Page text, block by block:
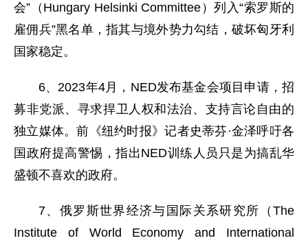
会”（Hungary Helsinki Committee）列入“索罗斯的
雇佣兵”黑名单，指其与境外势力勾结，破坏匈牙利
国家稳定。
6、2023年4月，NED发布基金会项目申请，招
募非党派、寻求捍卫人权和法治、支持言论自由的
独立媒体。前《纽约时报》记者史蒂芬·金泽呼吁各
国政府提高警惕，指出NED训练人员只是为搞乱华
盛顿不喜欢的政府。
7、俄罗斯世界经济与国际关系研究所（The
Institute of World Economy and International